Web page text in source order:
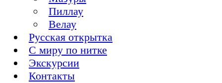
Пиллау
Велау
Русская открытка
С миру по нитке
Экскурсии
Контакты